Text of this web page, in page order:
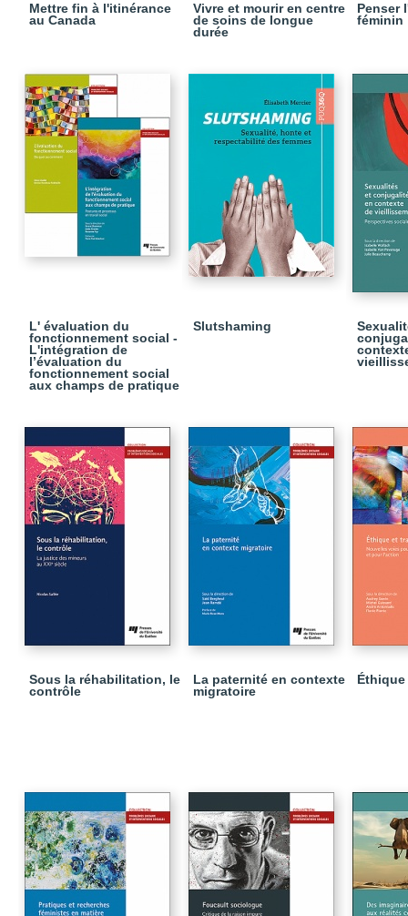
Mettre fin à l'itinérance
au Canada
Vivre et mourir en centre
de soins de longue
durée
Penser
féminin
L' évaluation du
fonctionnement social -
L'intégration de
l’évaluation du
fonctionnement social
aux champs de pratique
Slutshaming
Sous la réhabilitation, le
contrôle
La paternité en contexte
migratoire